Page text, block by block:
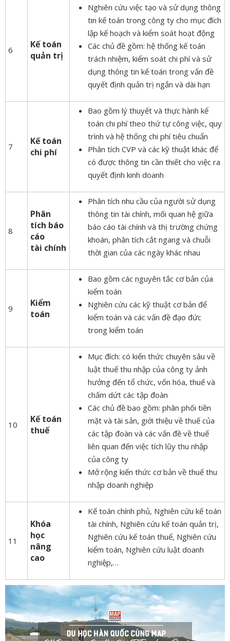
6
Kế toán
quản trị
Nghiên cứu việc tạo và sử dụng thông
tin kế toán trong công ty cho mục đích
lập kế hoạch và kiểm soát hoạt động
Các chủ đề gồm: hệ thống kế toán
trách nhiệm, kiểm soát chi phí và sử
dụng thông tin kế toán trong vấn đề
quyết định quản trị ngắn và dài hạn
7
Kế toán
chi phí
Bao gồm lý thuyết và thực hành kế
toán chi phí theo thứ tự công việc, quy
trình và hệ thống chi phí tiêu chuẩn
Phân tích CVP và các kỹ thuật khác để
có được thông tin cần thiết cho việc ra
quyết định kinh doanh
8
Phân
tích báo
cáo
tài chính
Phân tích nhu cầu của người sử dụng
thông tin tài chính, mối quan hệ giữa
báo cáo tài chính và thị trường chứng
khoán, phân tích cắt ngang và chuỗi
thời gian của các ngày khác nhau
9
Kiểm
toán
Bao gồm các nguyên tắc cơ bản của
kiểm toán
Nghiên cứu các kỹ thuật cơ bản để
kiểm toán và các vấn đề đạo đức
trong kiểm toán
10
Kế toán
thuế
Mục đích: có kiến ​​thức chuyên sâu về
luật thuế thu nhập của công ty ảnh
hưởng đến tổ chức, vốn hóa, thuế và
chấm dứt các tập đoàn
Các chủ đề bao gồm: phân phối tiền
mặt và tài sản, giới thiệu về thuế của
các tập đoàn và các vấn đề về thuế
liên quan đến việc tích lũy thu nhập
của công ty
Mở rộng kiến ​​thức cơ bản về thuế thu
nhập doanh nghiệp
11
Khóa
học
nâng
cao
Kế toán chính phủ, Nghiên cứu kế toán
tài chính, Nghiên cứu kế toán quản trị,
Nghiên cứu kế toán thuế, Nghiên cứu
kiểm toán, Nghiên cứu luật doanh
nghiệp,…